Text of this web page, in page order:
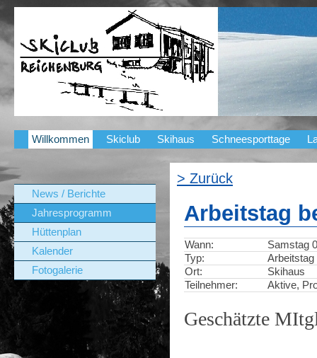
Willkommen Skiclub Skihaus Schneesporttage
News / Berichte
Jahresprogramm
Hüttenplan
Kalender
Fotogalerie
> Zurück
Arbeitstag
Wann:
Samstag
Typ:
Arbeitstag
Ort:
Skihaus
Teilnehmer:
Aktive,
Geschätzte